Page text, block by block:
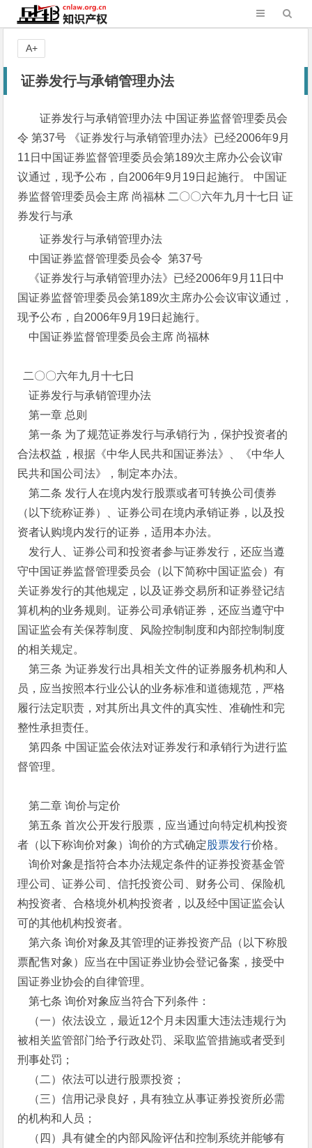
证券发行与承销管理办法
证券发行与承销管理办法 中国证券监督管理委员会
令 第37号 《证券发行与承销管理办法》已经2006年9月
11日中国证券监督管理委员会第189次主席办公会议审
议通过，现予公布，自2006年9月19日起施行。 中国证
券监督管理委员会主席 尚福林 二〇〇六年九月十七日 证
券发行与承
证券发行与承销管理办法
中国证券监督管理委员会令 第37号
《证券发行与承销管理办法》已经2006年9月11日中
国证券监督管理委员会第189次主席办公会议审议通过，
现予公布，自2006年9月19日起施行。
中国证券监督管理委员会主席 尚福林
二〇〇六年九月十七日
证券发行与承销管理办法
第一章 总则
第一条 为了规范证券发行与承销行为，保护投资者的
合法权益，根据《中华人民共和国证券法》、《中华人
民共和国公司法》，制定本办法。
第二条 发行人在境内发行股票或者可转换公司债券
（以下统称证券）、证券公司在境内承销证券，以及投
资者认购境内发行的证券，适用本办法。
发行人、证券公司和投资者参与证券发行，还应当遵
守中国证券监督管理委员会（以下简称中国证监会）有
关证券发行的其他规定，以及证券交易所和证券登记结
算机构的业务规则。证券公司承销证券，还应当遵守中
国证监会有关保荐制度、风险控制制度和内部控制制度
的相关规定。
第三条 为证券发行出具相关文件的证券服务机构和人
员，应当按照本行业公认的业务标准和道德规范，严格
履行法定职责，对其所出具文件的真实性、准确性和完
整性承担责任。
第四条 中国证监会依法对证券发行和承销行为进行监
督管理。
第二章 询价与定价
第五条 首次公开发行股票，应当通过向特定机构投资
者（以下称询价对象）询价的方式确定股票发行价格。
询价对象是指符合本办法规定条件的证券投资基金管
理公司、证券公司、信托投资公司、财务公司、保险机
构投资者、合格境外机构投资者，以及经中国证监会认
可的其他机构投资者。
第六条 询价对象及其管理的证券投资产品（以下称股
票配售对象）应当在中国证券业协会登记备案，接受中
国证券业协会的自律管理。
第七条 询价对象应当符合下列条件：
（一）依法设立，最近12个月未因重大违法违规行为
被相关监管部门给予行政处罚、采取监管措施或者受到
刑事处罚；
（二）依法可以进行股票投资；
（三）信用记录良好，具有独立从事证券投资所必需
的机构和人员；
（四）具有健全的内部风险评估和控制系统并能够有
A+